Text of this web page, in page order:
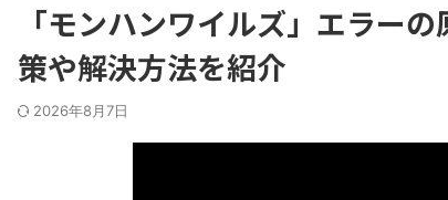
「モンハンワイルズ」エラー
策や解決方法を紹介
2026年8月7日